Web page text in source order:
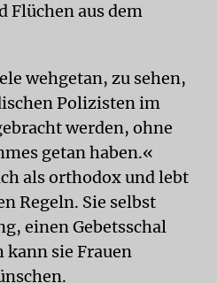
Flüchen aus dem
wehgetan, zu sehen,
Polizisten im
werden, ohne
getan haben.«
als orthodox und lebt
Regeln. Sie selbst
einen Gebetsschal
kann sie Frauen